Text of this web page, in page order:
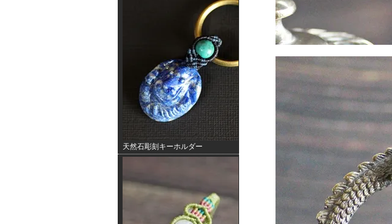
天然石彫刻キーホルダー